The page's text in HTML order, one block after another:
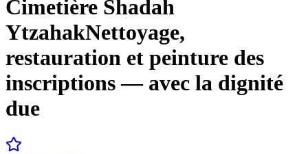
Cimetière Shadah
YtzahakNettoyage,
restauration et peinture des
inscriptions — avec la dignité
due